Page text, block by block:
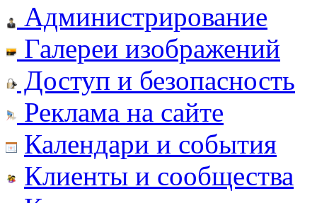
Администрирование
Галереи изображений
Доступ и безопасность
Реклама на сайте
Календари и события
Клиенты и сообщества